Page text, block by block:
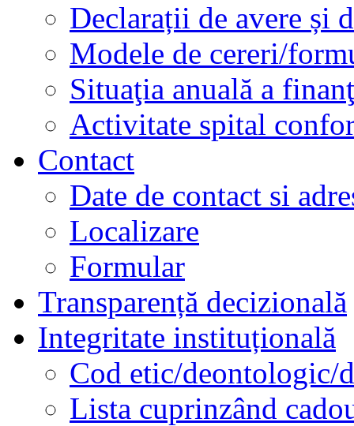
Declarații de avere și
Modele de cereri/
Situaţia anuală a
Activitate spital
Contact
Date de contact si
Localizare
Formular
Transparență decizională
Integritate instituțională
Cod etic/deontologic/
Lista cuprinzând